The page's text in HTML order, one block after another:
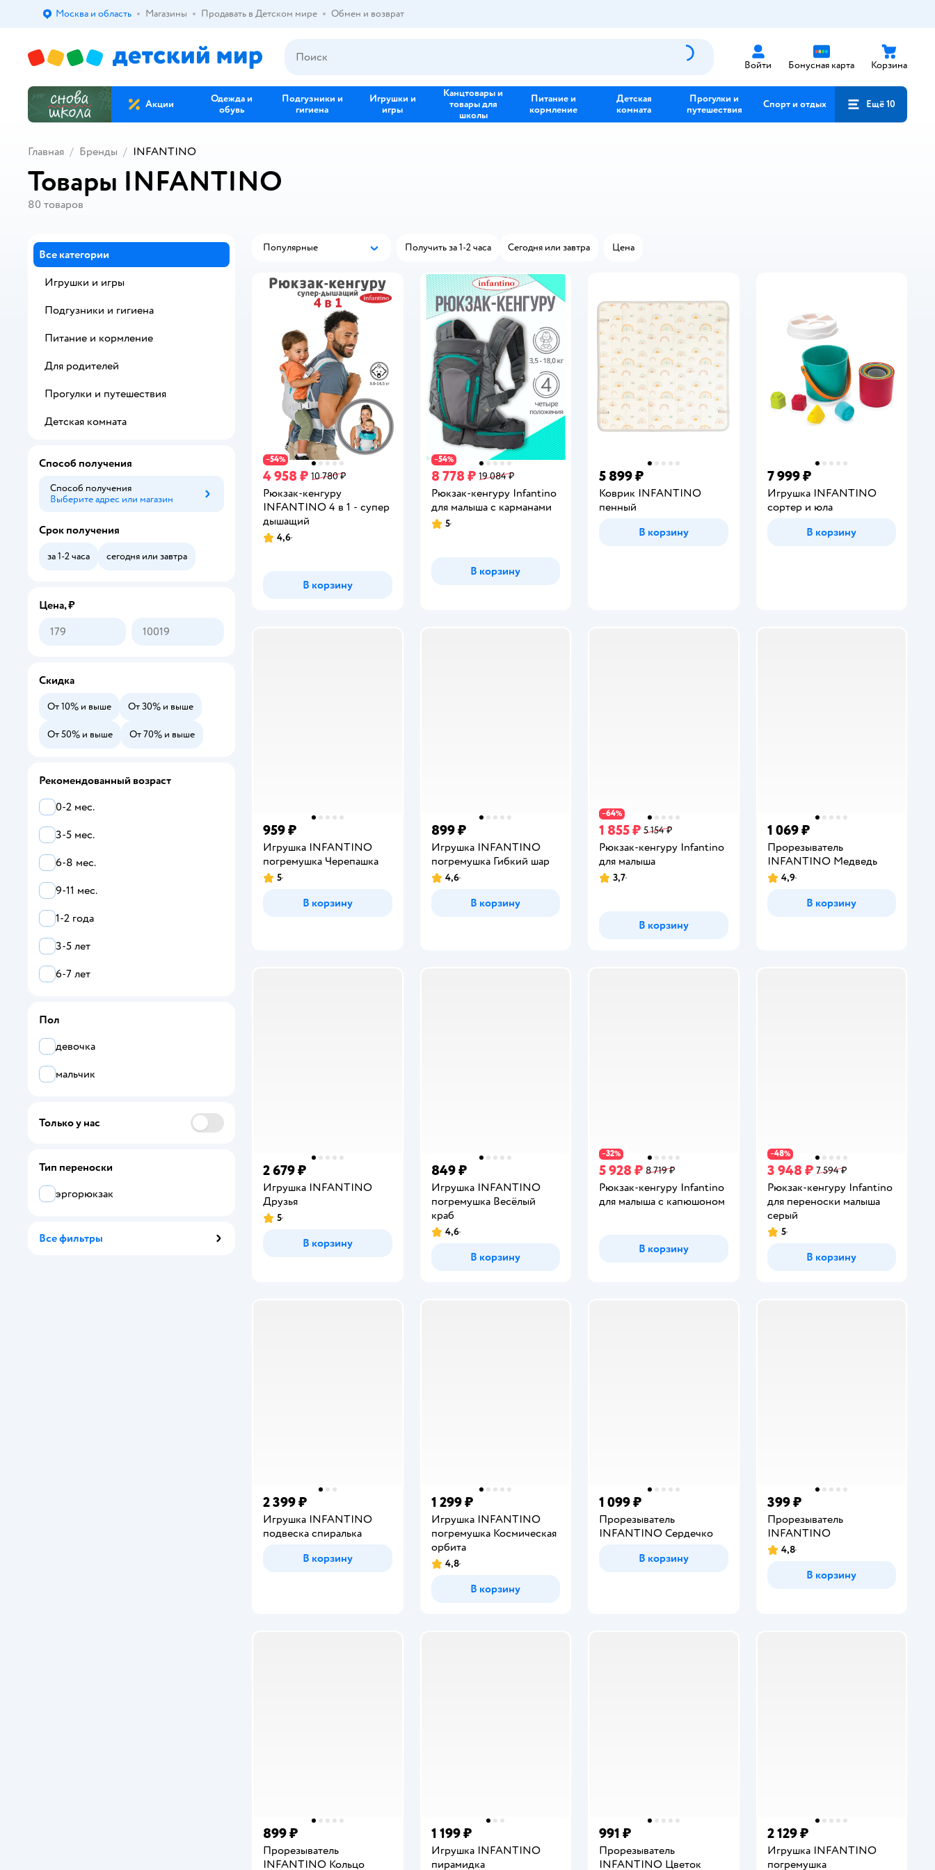
Выбор адреса доставки.
Москва и область Магазины Продавать в Детском мире Обмен и возврат
Войти Бонусная карта Корзина
Акции
Одежда и
обувь
Подгузники и
гигиена
Игрушки и
игры
Канцтовары и
товары для
школы
Питание и
кормление
Детская
комната
Прогулки и
путешествия
Спорт и отдых Ещё 10
Главная Бренды INFANTINO
Товары INFANTINO
80 товаров
Популярные
Популярные Получить за 1-2 часа Сегодня или завтра Цена
−54%
4 958 ₽ 10 780 ₽
Рюкзак-кенгуру
INFANTINO 4 в 1 - супер
дышащий
Рейтинг:
4,6
В корзину
−54%
8 778 ₽ 19 084 ₽
Рюкзак-кенгуру Infantino
для малыша с карманами
Рейтинг:
5
В корзину
5 899 ₽
Коврик INFANTINO
пенный
В корзину
7 999 ₽
Игрушка INFANTINO
сортер и юла
В корзину
959 ₽
Игрушка INFANTINO
погремушка Черепашка
Рейтинг:
5
В корзину
899 ₽
Игрушка INFANTINO
погремушка Гибкий шар
Рейтинг:
4,6
В корзину
−64%
1 855 ₽ 5 154 ₽
Рюкзак-кенгуру Infantino
для малыша
Рейтинг:
3,7
В корзину
1 069 ₽
Прорезыватель
INFANTINO Медведь
Рейтинг:
4,9
В корзину
2 679 ₽
Игрушка INFANTINO
Друзья
Рейтинг:
5
В корзину
849 ₽
Игрушка INFANTINO
погремушка Весёлый
краб
Рейтинг:
4,6
В корзину
−32%
5 928 ₽ 8 719 ₽
Рюкзак-кенгуру Infantino
для малыша с капюшоном
В корзину
−48%
3 948 ₽ 7 594 ₽
Рюкзак-кенгуру Infantino
для переноски малыша
серый
Рейтинг:
5
В корзину
2 399 ₽
Игрушка INFANTINO
подвеска спиралька
В корзину
1 299 ₽
Игрушка INFANTINO
погремушка Космическая
орбита
Рейтинг:
4,8
В корзину
1 099 ₽
Прорезыватель
INFANTINO Сердечко
В корзину
399 ₽
Прорезыватель
INFANTINO
Рейтинг:
4,8
В корзину
899 ₽
Прорезыватель
INFANTINO Кольцо
1 199 ₽
Игрушка INFANTINO
пирамидка
991 ₽
Прорезыватель
INFANTINO Цветок
2 129 ₽
Игрушка INFANTINO
погремушка
Все категории
Игрушки и игры
Подгузники и гигиена
Питание и кормление
Для родителей
Прогулки и путешествия
Детская комната
Способ получения
Способ получения
Выберите адрес или магазин
Способ получения
Срок получения
за 1-2 часа сегодня или завтра
Цена, ₽
Скидка
От 10% и выше От 30% и выше
От 50% и выше От 70% и выше
Рекомендованный возраст
0-2 мес.
3-5 мес.
6-8 мес.
9-11 мес.
1-2 года
3-5 лет
6-7 лет
Пол
девочка
мальчик
Только у нас
Тип переноски
эргорюкзак
Все фильтры